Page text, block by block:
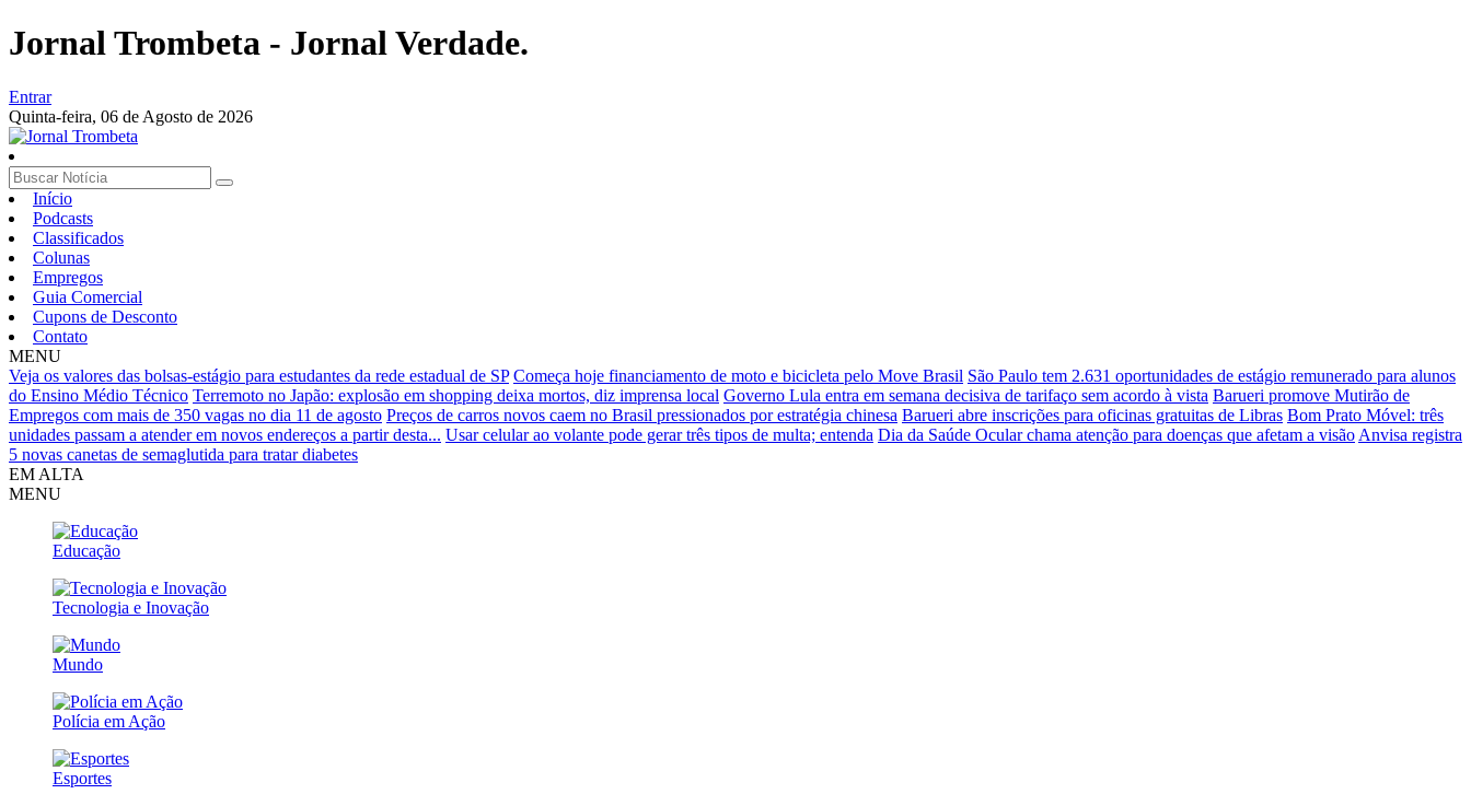
Jornal Trombeta - Jornal Verdade.
Entrar
Quinta-feira, 06 de Agosto de 2026
Início
Podcasts
Classificados
Colunas
Empregos
Guia Comercial
Cupons de Desconto
Contato
MENU
Veja os valores das bolsas-estágio para estudantes da rede estadual de SP Começa hoje financiamento de moto e bicicleta pelo Move Brasil São Paulo tem 2.631 oportunidades de estágio remunerado para alunos
do Ensino Médio Técnico Terremoto no Japão: explosão em shopping deixa mortos, diz imprensa local Governo Lula entra em semana decisiva de tarifaço sem acordo à vista Barueri promove Mutirão de
Empregos com mais de 350 vagas no dia 11 de agosto Preços de carros novos caem no Brasil pressionados por estratégia chinesa Barueri abre inscrições para oficinas gratuitas de Libras Bom Prato Móvel: três
unidades passam a atender em novos endereços a partir desta... Usar celular ao volante pode gerar três tipos de multa; entenda Dia da Saúde Ocular chama atenção para doenças que afetam a visão Anvisa registra
5 novas canetas de semaglutida para tratar diabetes
EM ALTA
MENU
Educação
Tecnologia e Inovação
Mundo
Polícia em Ação
Esportes